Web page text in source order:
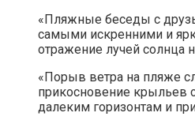
«Пляжные беседы с
самыми искренними и
отражение лучей солнца
«Порыв ветра на пляже
прикосновение крыльев
далеким горизонтам и